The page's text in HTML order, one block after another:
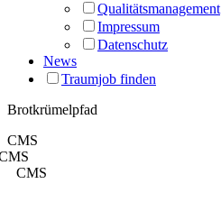
Qualitätsmanagement
Impressum
Datenschutz
News
Traumjob finden
Brotkrümelpfad
CMS
CMS